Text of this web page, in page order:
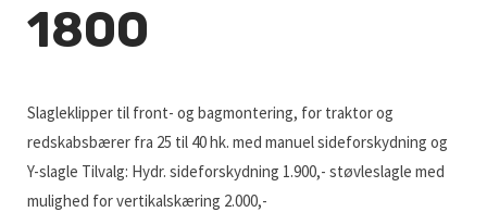
1800
Slagleklipper til front- og bagmontering, for traktor og
redskabsbærer fra 25 til 40 hk. med manuel sideforskydning og
Y-slagle Tilvalg: Hydr. sideforskydning 1.900,- støvleslagle med
mulighed for vertikalskæring 2.000,-